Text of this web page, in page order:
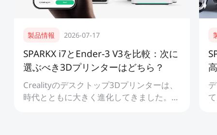
製品情報 2026-07-17
SPARKX i7とEnder-3 V3を比較：次に
選ぶべき3Dプリンターはどちら？
Crealityのデスクトップ3Dプリンターは、
時代とともに大きく進化してきました。高